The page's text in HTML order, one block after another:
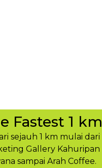
Fastest 1 km
sejauh 1 km mulai dari
Gallery Kahuripan
sampai Arah Coffee.